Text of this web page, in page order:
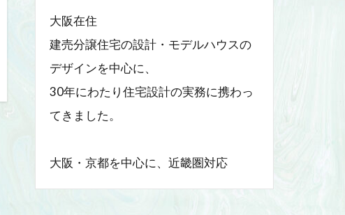
大阪在住
建売分譲住宅の設計・モデルハウスの
デザインを中心に、
30年にわたり住宅設計の実務に携わっ
てきました。
大阪・京都を中心に、近畿圏対応